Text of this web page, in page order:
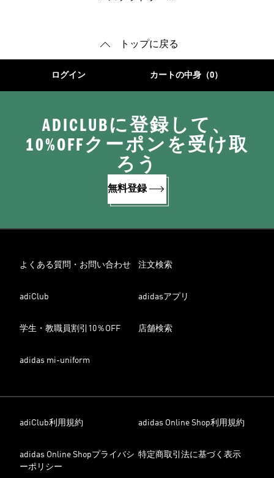
トップに戻る
ログイン カートの中身（0）
ADICLUBに登録して、
10%OFFクーポンを受け取
ろう
無料登録
よくある質問・お問い合わせ 注文検索
adiClub adidasアプリ
学生・教職員割引10％OFF 店舗検索
adidas mi-uniform
adiClub利用規約 adidas Online Shop利用規約
adidas Online Shopプライバシ
ーポリシー
特定商取引法に基づく表示